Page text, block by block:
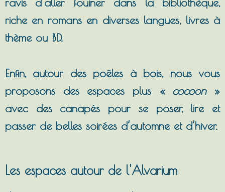
ravis d’aller fouiner dans la bibliothèque,
riche en romans en diverses langues, livres à
thème ou BD.
Enfin, autour des poêles à bois, nous vous
proposons des espaces plus « cocoon»
avec des canapés pour se poser, lire et
passer de belles soirées d’automne et d’hiver.
Les espaces autour de l'Alvarium